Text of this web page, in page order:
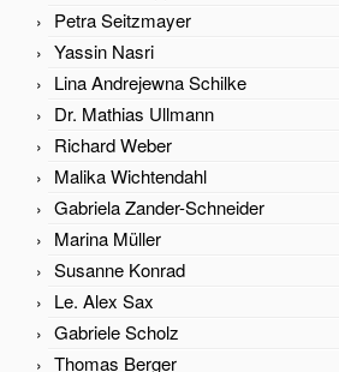
Petra Seitzmayer
Yassin Nasri
Lina Andrejewna Schilke
Dr. Mathias Ullmann
Richard Weber
Malika Wichtendahl
Gabriela Zander-Schneider
Marina Müller
Susanne Konrad
Le. Alex Sax
Gabriele Scholz
Thomas Berger